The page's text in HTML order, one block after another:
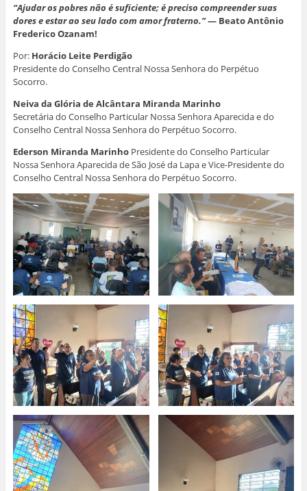
“Ajudar os pobres não é suficiente; é preciso compreender suas
dores e estar ao seu lado com amor fraterno.”— Beato Antônio
Frederico Ozanam!
Por: Horácio Leite Perdigão
Presidente do Conselho Central Nossa Senhora do Perpétuo
Socorro.
Neiva da Glória de Alcântara Miranda Marinho
Secretária do Conselho Particular Nossa Senhora Aparecida e do
Conselho Central Nossa Senhora do Perpétuo Socorro.
Ederson Miranda MarinhoPresidente do Conselho Particular
Nossa Senhora Aparecida de São José da Lapa e Vice-Presidente do
Conselho Central Nossa Senhora do Perpétuo Socorro.